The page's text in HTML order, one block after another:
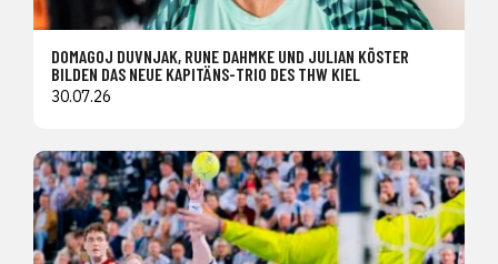
DOMAGOJ DUVNJAK, RUNE DAHMKE UND JULIAN KÖSTER
BILDEN DAS NEUE KAPITÄNS-TRIO DES THW KIEL
30.07.26